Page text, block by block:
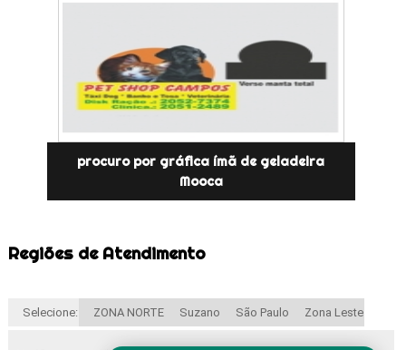
procuro por gráfica ímã de geladeira
Mooca
Regiões de Atendimento
Selecione: ZONA NORTE Suzano São Paulo Zona Leste